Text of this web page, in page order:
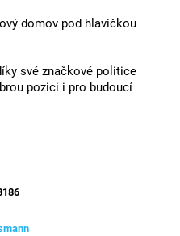
domov pod hlavičkou
své značkové politice
pozici i pro budoucí